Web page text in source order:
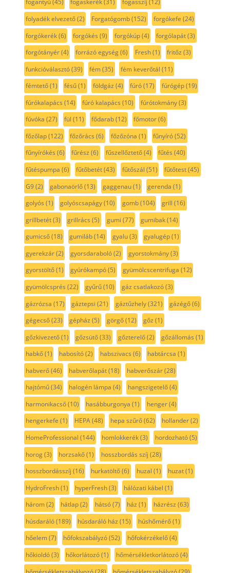
fogantyú(45) fogaskerék(31) fogasszíj (12)
folyadék elvezető(2) Forgatógomb(152) forgókefe (24)
forgókerék(6) forgókés (9) forgókúp(4) forgólapát(3)
forgótányér(4) forrázó egység(6) Fresh(1) fritőz (3)
funkcióválasztó(39) fém(35) fém keverőtál (11)
fémtető(1) fésű(1) földgáz (4) fúró(17) fúrógép(19)
fúrókalapács (14) fúró kalapács (10) fúrótokmány(3)
fúvóka (27) fül (11) fődarab(12) főmotor(6)
főzőlap(122) főzőrács (6) főzőzóna (1) fűnyíró(52)
fűnyírókés (6) fűrész (6) fűszellőztető(4) fűtés (40)
fűtéspumpa (6) fűtőbetét(43) fűtőszál (51) fűtőtest(45)
G9(2) gabonaörlő(13) gaggenau(1) gerenda (1)
golyós (1) golyóscsapágy(10) gomb(104) grill (16)
grillbetét(3) grillrács (5) gumi (77) gumibak(14)
gumicső(18) gumiláb(14) gyalu(3) gyalugép(1)
gyerekzár(2) gyorsdaraboló(2) gyorstokmány(3)
gyorstöltő(1) gyúrókampó(5) gyümölcscentrifuga (12)
gyümölcsprés (22) gyűrű(10) gáz csatlakozó(3)
gázrózsa (17) gáztepsi (21) gáztűzhely(321) gázégő(6)
gégecső(23) gépház (5) görgő(12) gőz (1)
gőzkivezető(1) gőzsütő(33) gőzterelő(2) gőzállomás (1)
habkő(1) habosító(2) habszivacs (6) habtárcsa (1)
habverő(46) habverőlapát(18) habverőszár(28)
hajtómű(34) halogén lámpa (4) hangszigetelő(4)
harmonikacső(10) hasábburgonya (1) henger(4)
hengerkefe (1) HEPA(48) hepa szűrő(62) hollander(2)
HomeProfessional (144) homlokkerék(3) hordozható(5)
horog(3) horzsakő(1) hosszbordás szíj (28)
hosszbordásszíj (16) hurkatöltő(6) huzal (1) huzat(1)
HydroFresh(1) hyperFresh(3) hálózati kábel (1)
három(2) hátlap(2) hátsó(7) ház (1) házrész (63)
húsdaráló(189) húsdaráló ház (15) húshőmérő(1)
hőelem(7) hőfokszabályzó(52) hőfokérzékelő(4)
hőkioldó(3) hőkorlátozó(1) hőmérsékletkorlátozó(4)